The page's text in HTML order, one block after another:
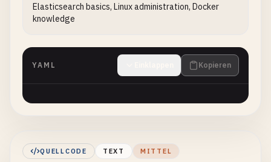
Elasticsearch basics, Linux administration, Docker
knowledge
YAML Kopieren
QUELLCODE TEXT MITTEL